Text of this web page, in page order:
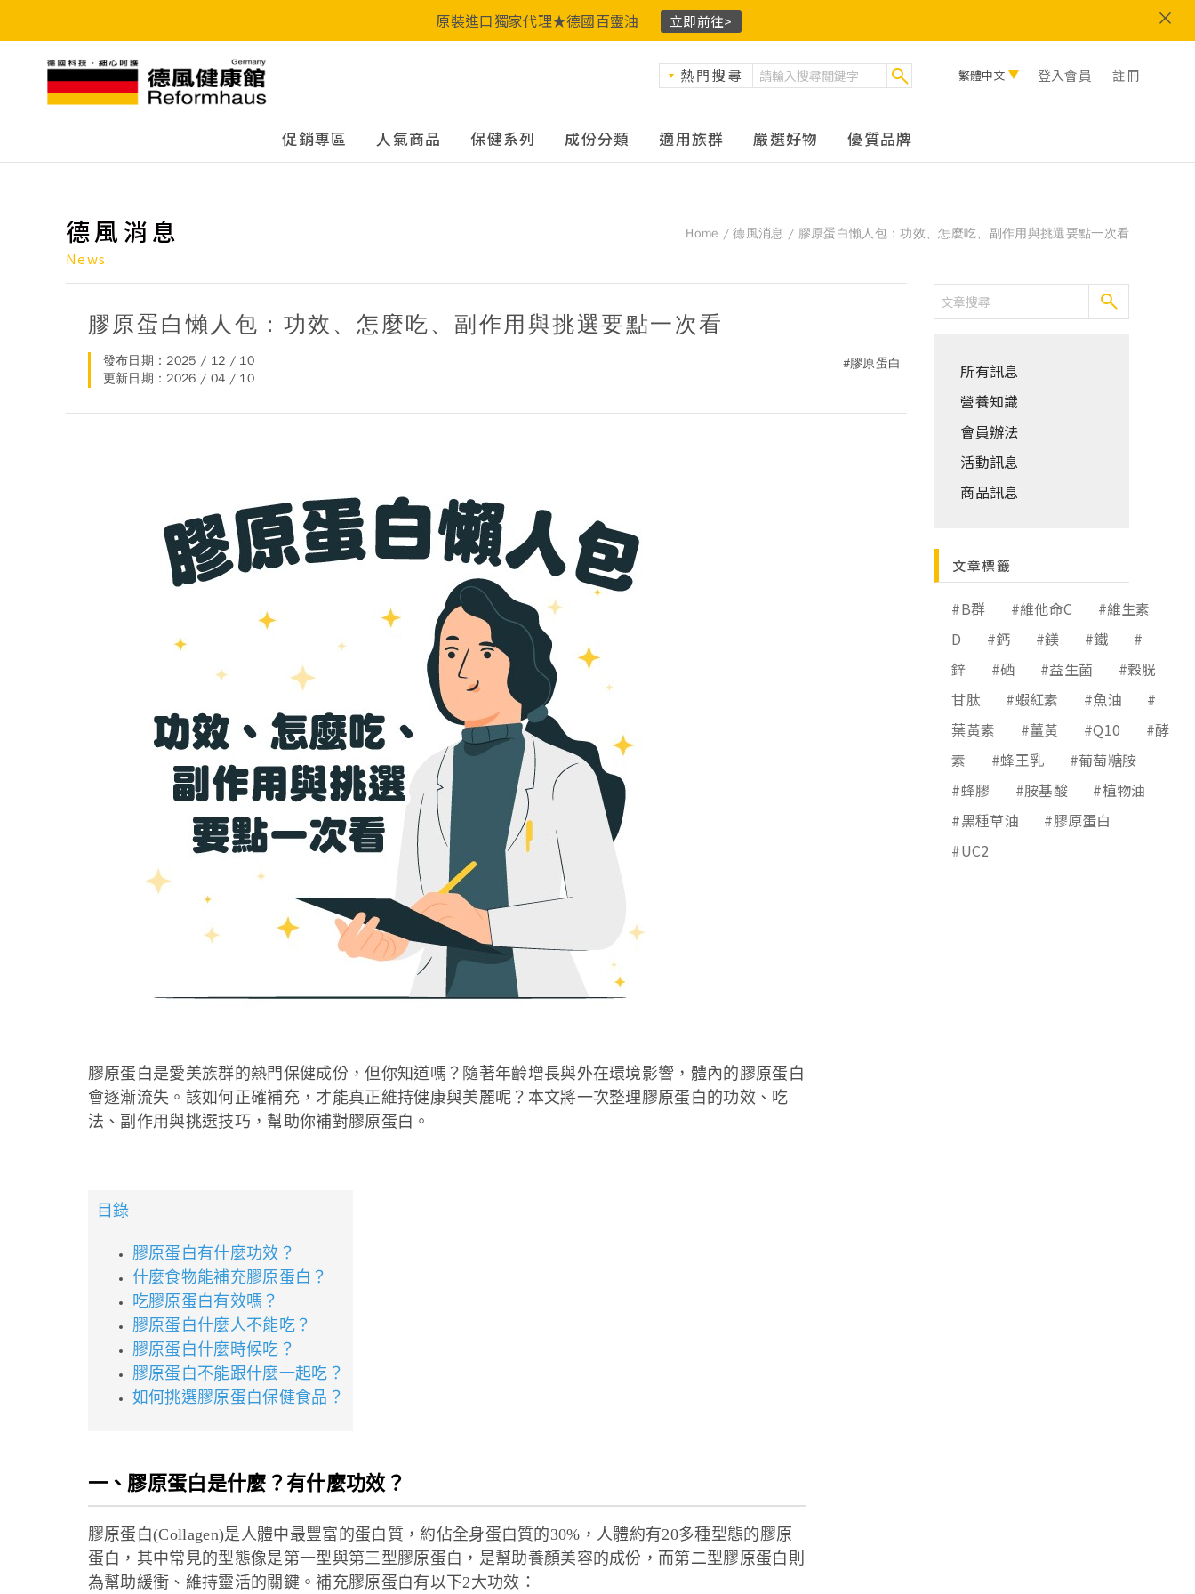
原裝進口獨家代理★德國百靈油 立即前往>
促銷專區 人氣商品 保健系列 成份分類 適用族群 嚴選好物 優質品牌
熱門搜尋 繁體中文 登入會員 註冊
Home 德風消息 膠原蛋白懶人包：功效、怎麼吃、副作用與挑選要點一次看
德風消息
News
所有訊息
營養知識
會員辦法
活動訊息
商品訊息
文章標籤
#B群 #維他命C
#維生素
D
#鈣 #鎂 #鐵
#
鋅
#硒 #益生菌
#穀胱
甘肽
#蝦紅素 #魚油
#
葉黃素
#薑黃 #Q10
#酵
素
#蜂王乳
#葡萄糖胺
#蜂膠
#胺基酸
#植物油
#黑種草油
#膠原蛋白
#UC2
膠原蛋白懶人包：功效、怎麼吃、副作用與挑選要點一次看
#膠原蛋白
發布日期：2025 / 12 / 10
更新日期：2026 / 04 / 10
膠原蛋白是愛美族群的熱門保健成份，但你知道嗎？隨著年齡增長與外在環境影響，體內的膠原蛋白
會逐漸流失。該如何正確補充，才能真正維持健康與美麗呢？本文將一次整理膠原蛋白的功效、吃
法、副作用與挑選技巧，幫助你補對膠原蛋白。
目錄
膠原蛋白有什麼功效？
什麼食物能補充膠原蛋白？
吃膠原蛋白有效嗎？
膠原蛋白什麼人不能吃？
膠原蛋白什麼時候吃？
膠原蛋白不能跟什麼一起吃？
如何挑選膠原蛋白保健食品？
一、膠原蛋白是什麼？有什麼功效？
膠原蛋白(Collagen)是人體中最豐富的蛋白質，約佔全身蛋白質的30%，人體約有20多種型態的膠原
蛋白，其中常見的型態像是第一型與第三型膠原蛋白，是幫助養顏美容的成份，而第二型膠原蛋白則
為幫助緩衝、維持靈活的關鍵。補充膠原蛋白有以下2大功效：